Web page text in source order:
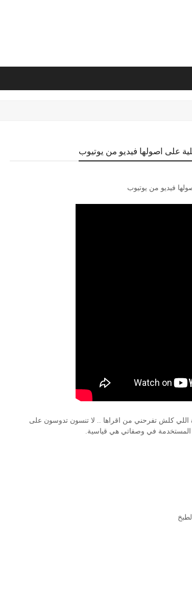
على اصولها فيديو من يوتيوب
فيديو من يوتيوب
اللي كلش تفرحني من اقراها .. لا تنسون تدوسون على
المستخدمة في وصفاتي هي قياسية.